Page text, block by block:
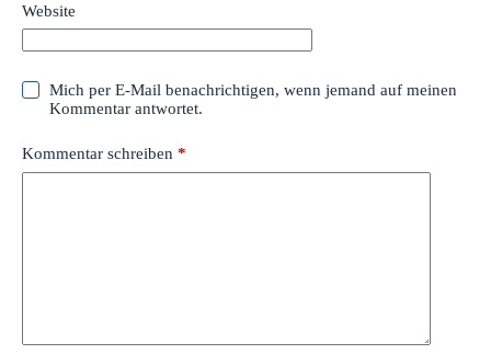
Website
Mich per E-Mail benachrichtigen, wenn jemand auf meinen
Kommentar antwortet.
Kommentar schreiben *